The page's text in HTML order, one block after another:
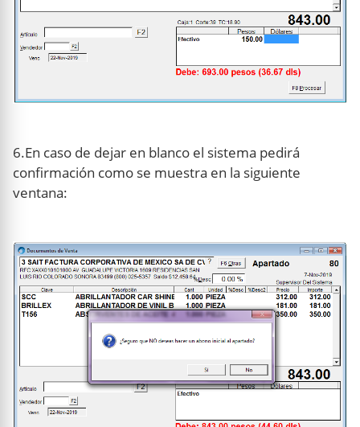
6.En caso de dejar en blanco el sistema pedirá
confirmación como se muestra en la siguiente
ventana: